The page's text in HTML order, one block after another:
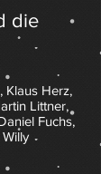
die
Klaus Herz,
Littner,
Fuchs,